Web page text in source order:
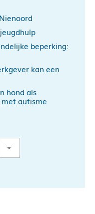
beperking:
kan een
hond als
autisme